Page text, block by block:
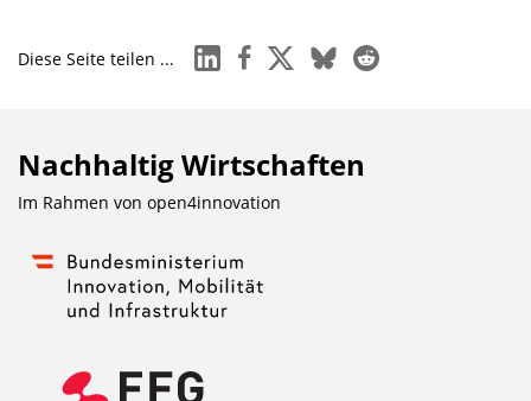
Diese Seite teilen ... linkedinfacebook
x blueskyreddit
Nachhaltig Wirtschaften
Im Rahmen von open4innovation